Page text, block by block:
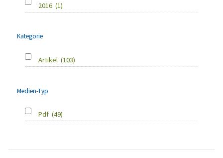
2016 (1)
Kategorie
Artikel (103)
Medien-Typ
Pdf (49)